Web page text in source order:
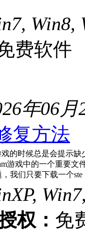
Win8,
费软
年06月
复方法
的时候总是会提示缺
游戏中的一个重要
我们只要下载一个ste
权： 免